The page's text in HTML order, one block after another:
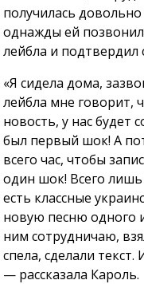
получилась
однажды ей
лейбла и подтвердил
«Я сидела дома,
лейбла мне говорит,
новость, у нас будет
был первый шок! А
всего час, чтобы
один шок! Всего лишь
есть классные
новую песню одного
ним сотрудничаю,
спела, сделали
— рассказала Кароль.